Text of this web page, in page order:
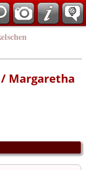
Margaretha